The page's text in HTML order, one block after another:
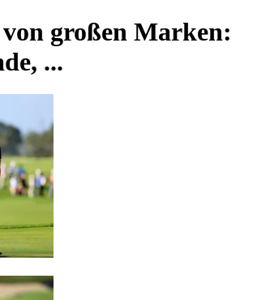
großen Marken:
...